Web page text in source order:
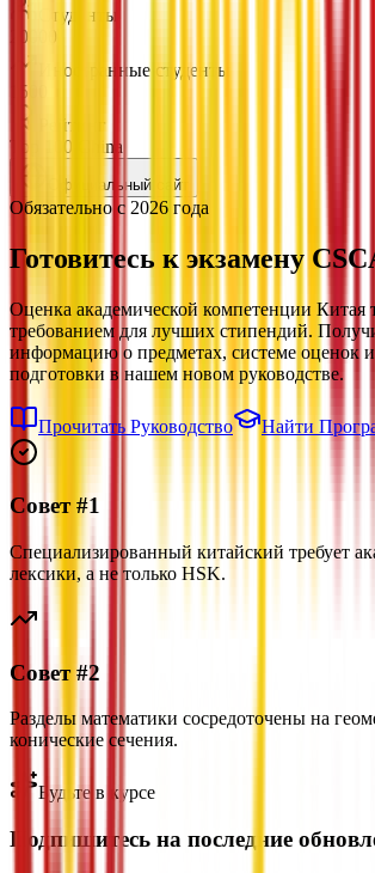
Студенты
20000
Иностранные студенты
1500
Рейтинг
Top 100 China
Официальный сайт
Обязательно с 2026 года
Готовитесь к экзамену
Оценка академической компетенции Китая
требованием для лучших стипендий.
информацию о предметах, системе оценок и
подготовки в нашем новом руководстве.
Прочитать Руководство Найти
Совет #1
Специализированный китайский требует
лексики, а не только HSK.
Совет #2
Разделы математики сосредоточены на
конические сечения.
Будьте в курсе
Подпишитесь на последние